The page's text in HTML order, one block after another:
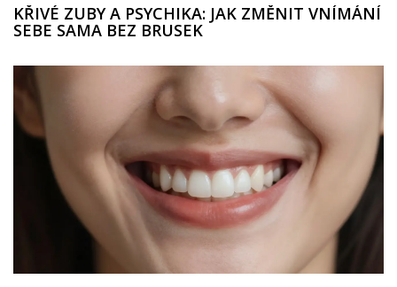
KŘIVÉ ZUBY A PSYCHIKA: JAK ZMĚNIT VNÍMÁNÍ
SEBE SAMA BEZ BRUSEK